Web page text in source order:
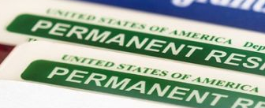
Греция
Испания